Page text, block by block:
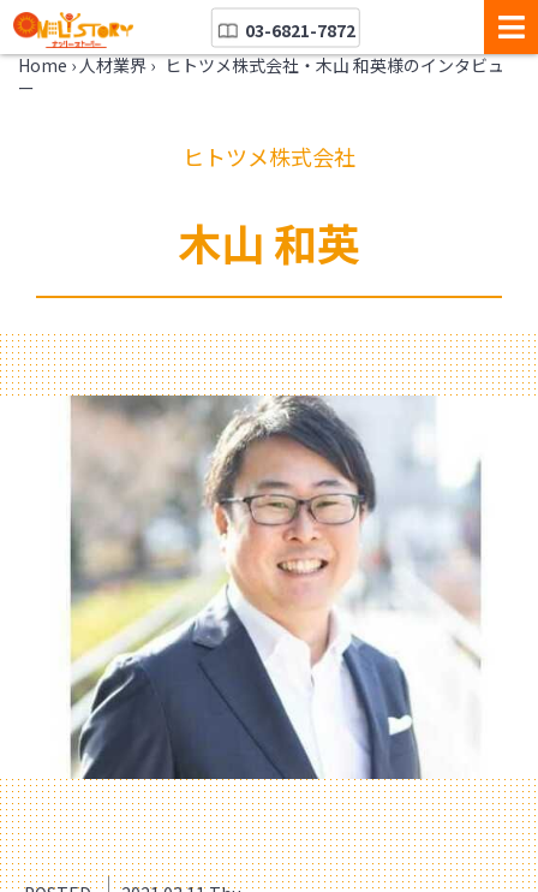
03-6821-7872
Home › 人材業界 › ヒトツメ株式会社・木山 和英様のインタビュ
ー
ヒトツメ株式会社
木山 和英